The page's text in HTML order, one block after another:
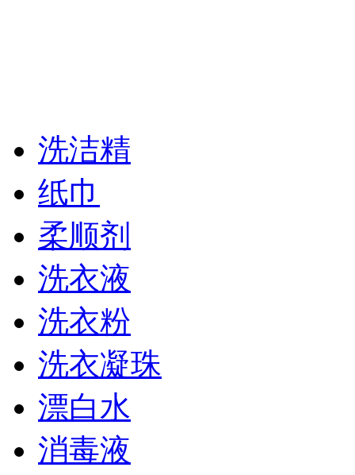
洗洁精
纸巾
柔顺剂
洗衣液
洗衣粉
洗衣凝珠
漂白水
消毒液